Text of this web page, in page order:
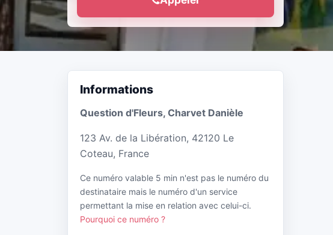
Informations
Question d'Fleurs, Charvet Danièle
123 Av. de la Libération, 42120 Le
Coteau, France
Ce numéro valable 5 min n'est pas le numéro du
destinataire mais le numéro d'un service
permettant la mise en relation avec celui-ci.
Pourquoi ce numéro ?